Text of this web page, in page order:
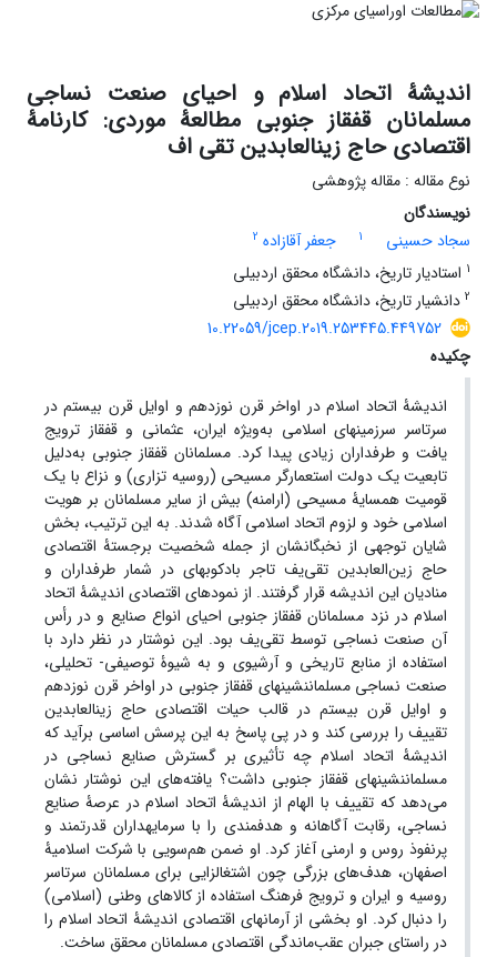
اندیشۀ اتحاد اسلام و احیای صنعت نساجی
مسلمانان قفقاز جنوبی مطالعۀ موردی: کارنامۀ
اقتصادی حاج زین‏العابدین تقی‏ اف
نوع مقاله : مقاله پژوهشی
نویسندگان
سجاد حسینی
1 جعفر آقازاده 2
1 استادیار تاریخ، دانشگاه محقق اردبیلی
2 دانشیار تاریخ، دانشگاه محقق اردبیلی
10.22059/jcep.2019.253445.449752
چکیده
اندیشۀ اتحاد اسلام در اواخر قرن نوزدهم و اوایل قرن بیستم در
سرتاسر سرزمین‏های اسلامی به‌ویژه ایران، عثمانی و قفقاز ترویج
یافت و طرفداران زیادی پیدا کرد. مسلمانان قفقاز جنوبی به‌دلیل
تابعیت یک دولت استعمارگر مسیحی (روسیه تزاری) و نزاع با یک
قومیت همسایۀ مسیحی (ارامنه) بیش از سایر مسلمانان بر هویت
اسلامی خود و لزوم اتحاد اسلامی آگاه شدند. به این ترتیب، بخش
شایان توجهی از نخبگانشان از جمله شخصیت برجستۀ اقتصادی
حاج زین‌العابدین تقی‌یف تاجر بادکوبه‏ای در شمار طرفداران و
منادیان این اندیشه قرار گرفتند. از نمودهای اقتصادی اندیشۀ اتحاد
اسلام در نزد مسلمانان قفقاز جنوبی احیای انواع صنایع و در رأس
آن صنعت نساجی توسط تقی‌یف بود. این نوشتار در نظر دارد با
استفاده از منابع تاریخی و آرشیوی و به شیوۀ توصیفی- تحلیلی،
صنعت نساجی مسلمان‏نشین‎های قفقاز جنوبی در اواخر قرن نوزدهم
و اوایل قرن بیستم در قالب حیات اقتصادی حاج زین‏العابدین
تقی‏یف را بررسی کند و در پی پاسخ به این پرسش اساسی برآید که
اندیشۀ اتحاد اسلام چه ‌‌تأثیری بر گسترش صنایع نساجی در
مسلمان‎نشین‎های قفقاز جنوبی داشت؟ یافته‌های این نوشتار نشان
می‌دهد که تقی‏یف با الهام از اندیشۀ اتحاد اسلام در عرصۀ صنایع
نساجی، رقابت آگاهانه و هدفمندی را با سرمایه‏داران قدرتمند و
پرنفوذ روس و ارمنی آغاز کرد. او ضمن هم‌سویی با شرکت اسلامیۀ
اصفهان، هدف‌های بزرگی چون اشتغال‎زایی برای مسلمانان سرتاسر
روسیه و ایران و ترویج فرهنگ استفاده از کالاهای وطنی (اسلامی)
را دنبال کرد. او بخشی از آرمان‏های اقتصادی اندیشۀ اتحاد اسلام را
در راستای جبران عقب‌ماندگی اقتصادی مسلمانان محقق ساخت.